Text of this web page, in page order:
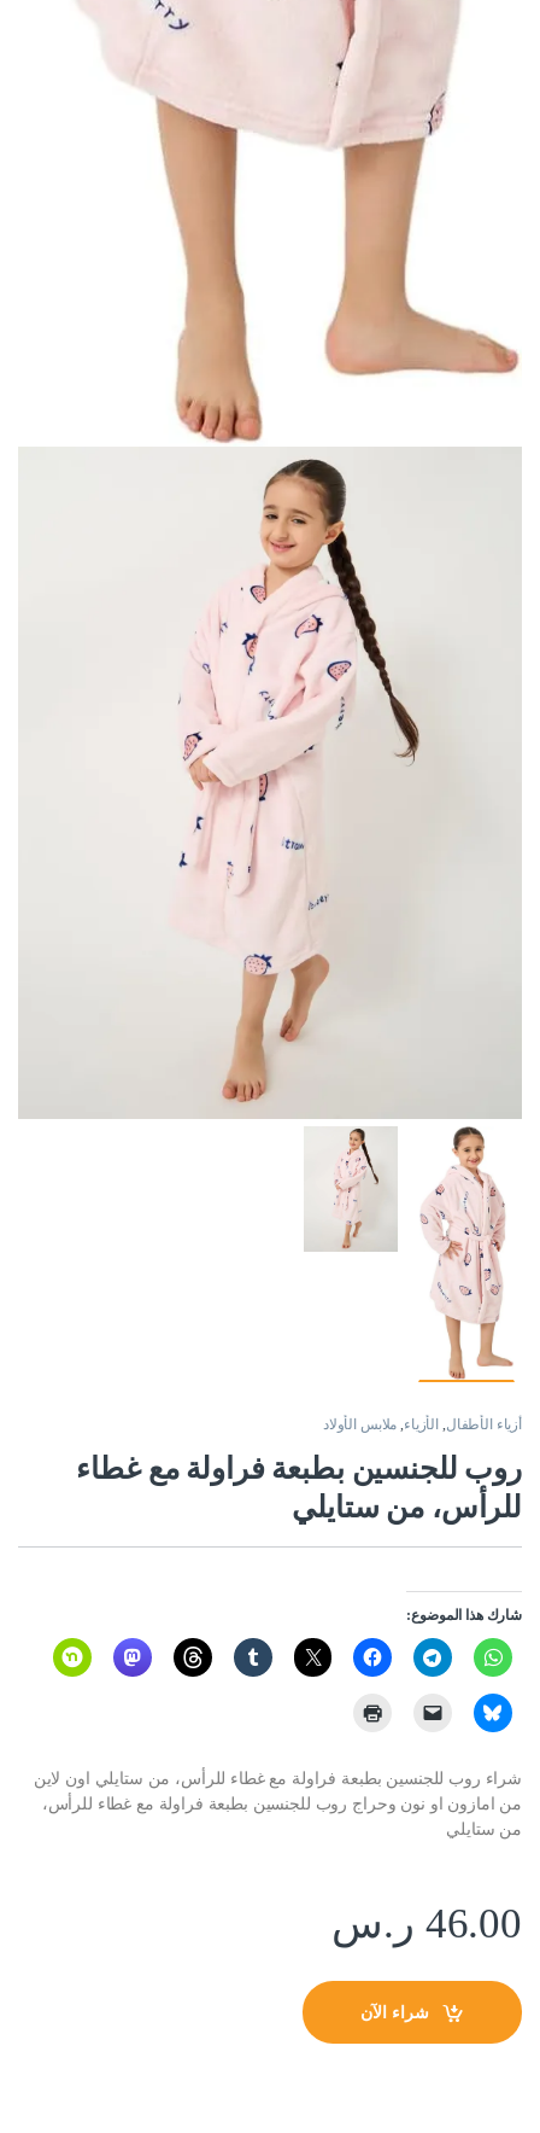
أزياء الأطفال, الأزياء, ملابس الأولاد
روب للجنسين بطبعة فراولة مع غطاء
للرأس، من ستايلي
شارك هذا الموضوع:
شراء روب للجنسين بطبعة فراولة مع غطاء للرأس، من ستايلي اون لاين
من امازون او نون وحراج روب للجنسين بطبعة فراولة مع غطاء للرأس،
من ستايلي
46.00 ر.س
شراء الآن